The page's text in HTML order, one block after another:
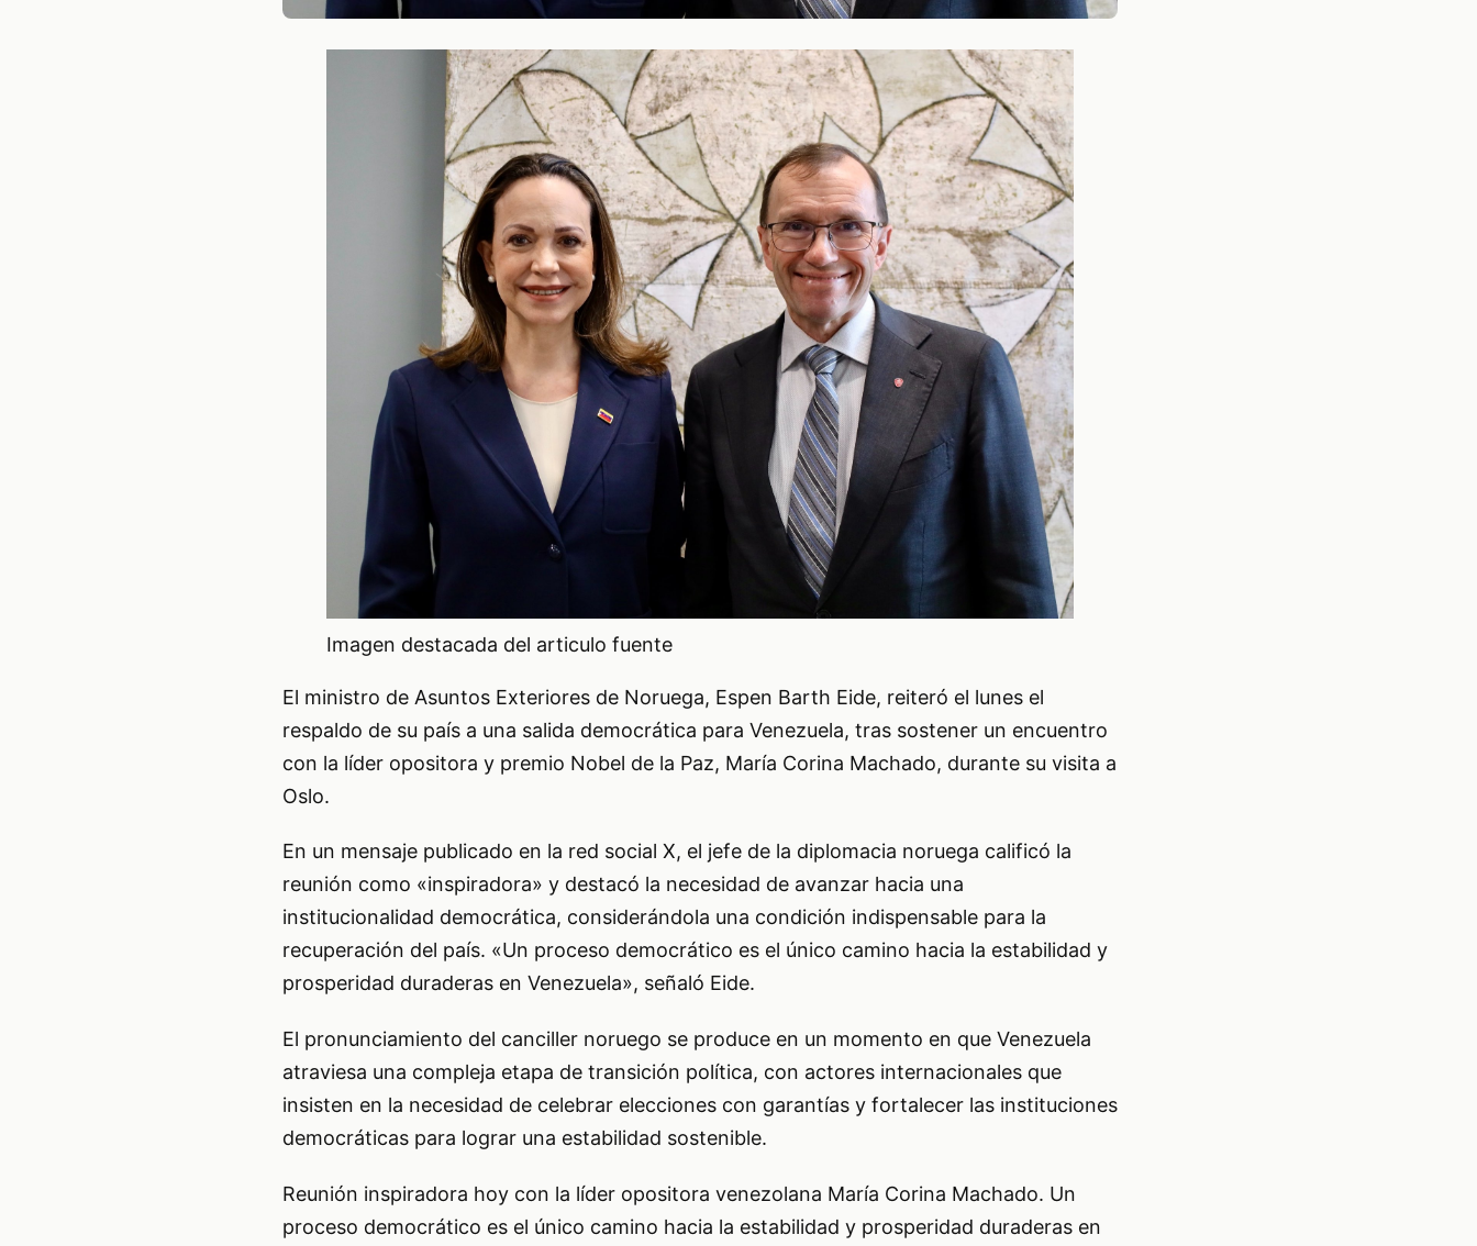
Imagen destacada del articulo fuente
El ministro de Asuntos Exteriores de Noruega, Espen Barth Eide, reiteró el lunes el
respaldo de su país a una salida democrática para Venezuela, tras sostener un encuentro
con la líder opositora y premio Nobel de la Paz, María Corina Machado, durante su visita a
Oslo.
En un mensaje publicado en la red social X, el jefe de la diplomacia noruega calificó la
reunión como «inspiradora» y destacó la necesidad de avanzar hacia una
institucionalidad democrática, considerándola una condición indispensable para la
recuperación del país. «Un proceso democrático es el único camino hacia la estabilidad y
prosperidad duraderas en Venezuela», señaló Eide.
El pronunciamiento del canciller noruego se produce en un momento en que Venezuela
atraviesa una compleja etapa de transición política, con actores internacionales que
insisten en la necesidad de celebrar elecciones con garantías y fortalecer las instituciones
democráticas para lograr una estabilidad sostenible.
Reunión inspiradora hoy con la líder opositora venezolana María Corina Machado. Un
proceso democrático es el único camino hacia la estabilidad y prosperidad duraderas en